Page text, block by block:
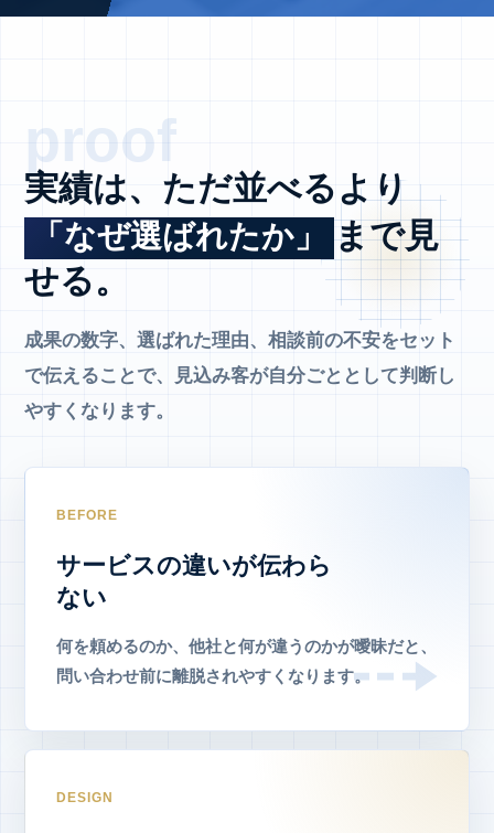
実績は、ただ並べるより
「なぜ選ばれたか」
まで見
せる。
成果の数字、選ばれた理由、相談前の不安をセット
で伝えることで、見込み客が自分ごととして判断し
やすくなります。
BEFORE
サービスの違いが伝わら
ない
何を頼めるのか、他社と何が違うのかが曖昧だと、
問い合わせ前に離脱されやすくなります。
DESIGN